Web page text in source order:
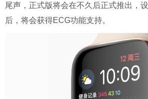
尾声，正式版将会在不久后正式推出，
后，将会获得ECG功能支持。